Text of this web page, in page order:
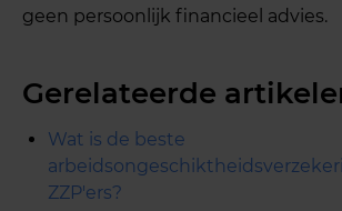
geen persoonlijk financieel advies.
Gerelateerde
Wat is de beste
ZZP'ers?